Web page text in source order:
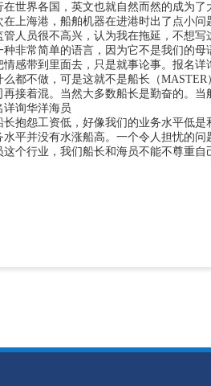
在世界各国，英文也就自然而然的成为
在上海港，船舶机器在进港时出了点小
管人员很不高兴，认为我在拖延，不想
种非常简单的语言，因为它不是我们的
感带到里面去，只是就事论事。 报名详
么都不做，可是这就不是船长（
接着混。当然大多数船长是勤奋的。
详询华洋海员
长抱怨工资低，好像我们的业务水平低
平并没有水涨船高。一个令人担忧的
个行业，我们船长和海员不能不尊重自